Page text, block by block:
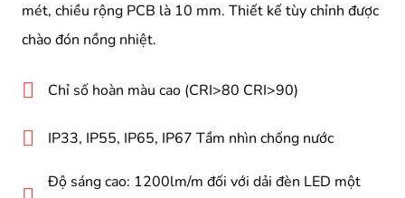
mét, chiều rộng PCB là 10 mm. Thiết kế tùy chỉnh được
chào đón nồng nhiệt.
Chỉ số hoàn màu cao (CRI>80 CRI>90)
IP33, IP55, IP65, IP67 Tầm nhìn chống nước
Độ sáng cao: 1200lm/m đối với dải đèn LED một